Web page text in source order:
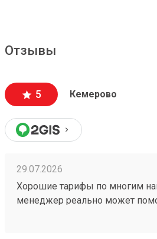
Отзывы
5 Кемерово
29.07.2026
Хорошие тарифы по многим
менеджер реально может